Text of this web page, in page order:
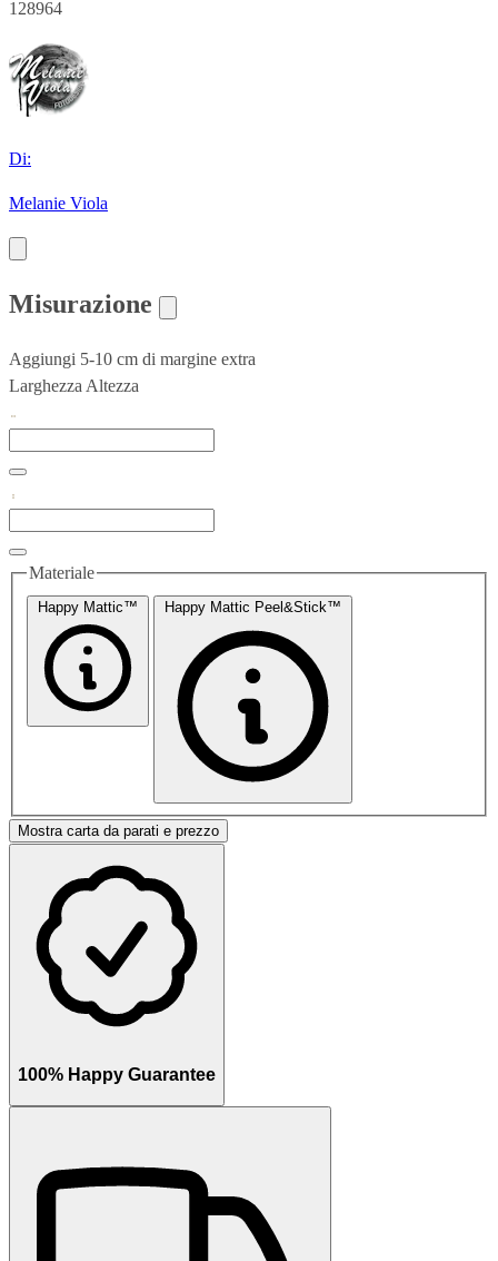
128964
Di:
Melanie Viola
Misurazione
Aggiungi 5-10 cm di margine extra
Larghezza Altezza
Materiale
Happy Mattic™ Happy Mattic Peel&Stick™
Mostra carta da parati e prezzo
100% Happy Guarantee